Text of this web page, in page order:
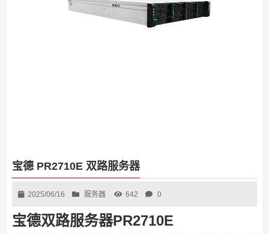
宝德 PR2710E 双路服务器
2025/06/16 服务器 642 0
宝德双路服务器PR2710E